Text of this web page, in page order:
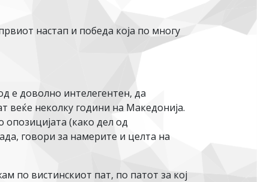
настап и победа која по многу
е доволно интелегентен, да
веќе неколку години на Македонија.
(како дел од
говори за намерите и целта на
по вистинскиот пат, по патот за кој